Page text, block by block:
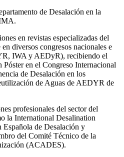
de Desalación en la
en revistas especializadas del
diversos congresos nacionales e
IWA y AEDyR), recibiendo el
en el Congreso Internacional
de Desalación en los
de Aguas de AEDYR de
profesionales del sector del
la International Desalination
de Desalación y
del Comité Técnico de la
(ACADES).